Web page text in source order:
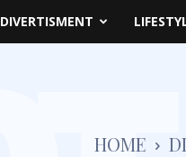
DIVERTISMENT
HOME